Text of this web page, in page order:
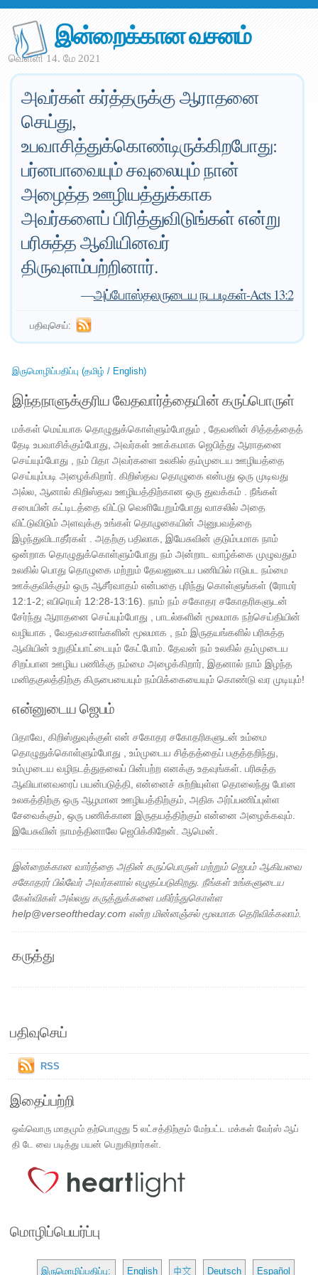
இன்றைக்கான வசனம்
வெள்ளி 14. மே 2021
அவர்கள் கர்த்தருக்கு ஆராதனை
செய்து,
உபவாசித்துக்கொண்டிருக்கிறபோது:
பர்னபாவையும் சவுலையும் நான்
அழைத்த ஊழியத்துக்காக
அவர்களைப் பிரித்துவிடுங்கள் என்று
பரிசுத்த ஆவியினவர்
திருவுளம்பற்றினார்.
—அப்போஸ்தலருடைய நடபடிகள்-Acts 13:2
பதிவுசெய்:
இருமொழிப்பதிப்பு (தமிழ் / English)
இந்தநாளுக்குரிய வேதவார்த்தையின் கருப்பொருள்
மக்கள் மெய்யாக தொழுதுக்கொள்ளும்போதும் , ​​தேவனின் சித்தத்தைத்
தேடி உபவாசிக்கும்போது, ​​அவர்கள் ஊக்கமாக ஜெபித்து ஆராதனை
செய்யும்போது , ​​நம் பிதா அவர்களை உலகில் தம்முடைய ஊழியத்தை
செய்யும்படி அழைக்கிறார். கிறிஸ்தவ தொழுகை என்பது ஒரு முடிவது
அல்ல, ஆனால் கிறிஸ்தவ ஊழியத்திற்கான ஒரு துவக்கம் . நீங்கள்
சபையின் கட்டிடத்தை விட்டு வெளியேறும்போது வாசலில் அதை
விட்டுவிடும் அளவுக்கு உங்கள் தொழுகையின் அனுபவத்தை
இழந்துவிடாதீர்கள் . அதற்கு பதிலாக, இயேசுவின் குடும்பமாக நாம்
ஒன்றாக தொழுதுக்கொள்ளும்போது நம் அன்றாட வாழ்க்கை முழுவதும்
உலகில் பொது தொழுகை மற்றும் தேவனுடைய பணியில் ஈடுபட நம்மை
ஊக்குவிக்கும் ஒரு ஆசீர்வாதம் என்பதை புரிந்து கொள்ளுங்கள் (ரோமர்
12:1-2; எபிரெயர் 12:28-13:16). நாம் நம் சகோதர சகோதரிகளுடன்
சேர்ந்து ஆராதனை செய்யும்போது , ​​பாடல்களின் மூலமாக நற்செய்தியின்
வழியாக , வேதவசனங்களின் மூலமாக , நம் இருதயங்களில் பரிசுத்த
ஆவியின் உறுதிப்பாட்டையும் கேட்போம். தேவன் நம் உலகில் தம்முடைய
சிறப்பான ஊழிய பணிக்கு நம்மை அழைக்கிறார், இதனால் நாம் இழந்த
மனிதகுலத்திற்கு கிருபையையும் நம்பிக்கையையும் கொண்டு வர முடியும்!
என்னுடைய ஜெபம்
பிதாவே, கிறிஸ்துவுக்குள் என் சகோதர சகோதரிகளுடன் உம்மை
தொழுதுக்கொள்ளும்போது , ​​உம்முடைய சித்தத்தைப் பகுத்தறிந்து,
உம்முடைய வழிநடத்துதலைப் பின்பற்ற எனக்கு உதவுங்கள். பரிசுத்த
ஆவியானவரைப் பயன்படுத்தி, என்னைச் சுற்றியுள்ள தொலைந்து போன
உலகத்திற்கு ஒரு ஆழமான ஊழியத்திற்கும், அதிக அர்ப்பணிப்புள்ள
சேவைக்கும், ஒரு பணிக்கான இருதயத்திற்கும் என்னை அழைக்கவும்.
இயேசுவின் நாமத்தினாலே ஜெபிக்கிறேன். ஆமென்.
இன்றைக்கான வார்த்தை அதின் கருப்பொருள் மற்றும் ஜெபம் ஆகியவை
சகோதரர் பில்வேர் அவர்களால் எழுதப்படுகிறது. நீங்கள் உங்களுடைய
கேள்விகள் அல்லது கருத்துக்களை பகிர்ந்துகொள்ள
help@verseoftheday.com என்ற மின்னஞ்சல் மூலமாக தெரிவிக்கலாம்.
கருத்து
பதிவுசெய்
RSS
இதைப்பற்றி
ஒவ்வொரு மாதமும் தற்பொழுது 5 லட்சத்திற்கும் மேற்பட்ட மக்கள் வேர்ஸ் ஆப்
தி டே வை படித்து பயன் பெறுகிறார்கள்.
மொழிப்பெயர்ப்பு
இருமொழிப்பதிப்பு: English 中文 Deutsch Español